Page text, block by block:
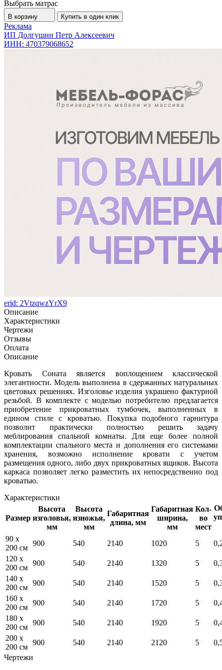
Выбрать матрас
В корзину Купить в один клик
Реклама
ИП Долгушин Петр Алексеевич
ИНН: 470379068652
erid: 2VtzqwzYrX9
Описание
Характеристики
Чертежи
Отзывы
Оплата
Описание
Кровать Соната является воплощением классической
элегантности. Модель выполнена в сдержанных натуральных
цветовых решениях. Изголовье изделия украшено фактурной
резьбой. В комплекте с моделью потребителю предлагается
приобретение прикроватных тумбочек, выполненных в
едином стиле с кроватью. Покупка подобного гарнитура
позволит практически полностью решить задачу
меблирования спальной комнаты. Для еще более полной
комплектации спального места и дополнения его системами
хранения, возможно исполнение кровати с учетом
размещения одного, либо двух прикроватных ящиков. Высота
каркаса позволяет легко разместить их непосредственно под
кроватью.
Характеристики
Размер
Высота
изголовья,
мм
Высота
изножья,
мм
Габаритная
длина, мм
Габаритная
ширина,
мм
Кол-
во
мест
90 x
200 см
900 540 2140 1020 5
120 x
200 см
900 540 2140 1320 5
140 x
200 см
900 540 2140 1520 5
160 x
200 см
900 540 2140 1720 5
180 x
200 см
900 540 2140 1920 5
200 x
200 см
900 540 2140 2120 5
Чертежи